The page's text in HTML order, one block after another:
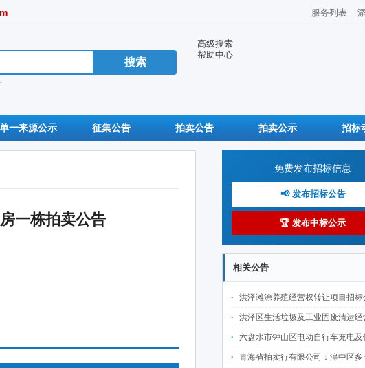
服务列表
高级搜索
帮助中心
单一来源公示 征集公告 拍卖公告 拍卖公示 招标
一栋拍卖公告
免费发布招标信息
📢 发布招标公告
🏆 发布中标公示
相关公告
洪泽滩涂养殖经营权转让项目招标
洪泽区生活垃圾及工业固废清运经营权转让项目招
六盘水市钟山区电动自行车充电及便民服务设施建设项目市政公共资源有偿使用经营
青海省拍卖行有限公司：湟中区多巴镇通海东路46号房产租赁权拍卖公